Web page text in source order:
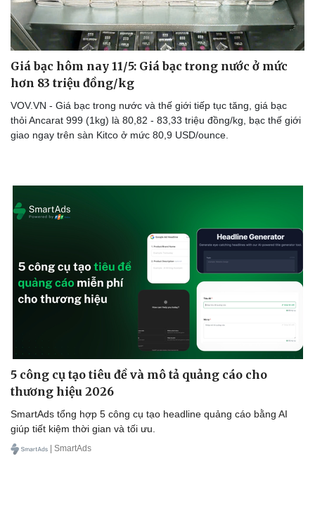
Giá bạc hôm nay 11/5: Giá bạc trong nước ở mức
hơn 83 triệu đồng/kg
VOV.VN - Giá bạc trong nước và thế giới tiếp tục tăng, giá bạc
thỏi Ancarat 999 (1kg) là 80,82 - 83,33 triệu đồng/kg, bạc thế giới
giao ngay trên sàn Kitco ở mức 80,9 USD/ounce.
5 công cụ tạo tiêu đề và mô tả quảng cáo cho
thương hiệu 2026
SmartAds tổng hợp 5 công cụ tạo headline quảng cáo bằng AI
giúp tiết kiệm thời gian và tối ưu.
| SmartAds